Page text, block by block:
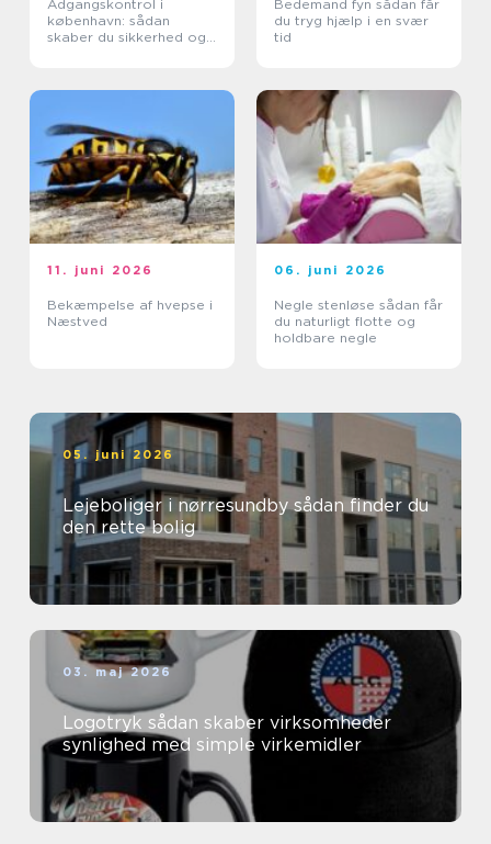
Adgangskontrol i
københavn: sådan
skaber du sikkerhed og
Bedemand fyn sådan får
du tryg hjælp i en svær
tid
11. juni 2026
Bekæmpelse af hvepse i
Næstved
06. juni 2026
Negle stenløse sådan får
du naturligt flotte og
holdbare negle
05. juni 2026
Lejeboliger i nørresundby sådan finder du
den rette bolig
03. maj 2026
Logotryk sådan skaber virksomheder
synlighed med simple virkemidler